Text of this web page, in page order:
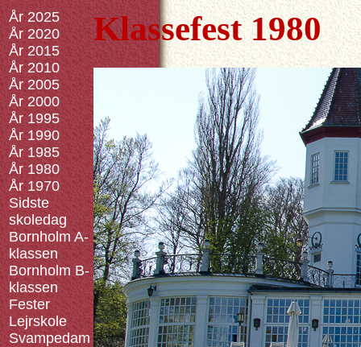
År 2025
År 2020
År 2015
År 2010
År 2005
År 2000
År 1995
År 1990
År 1985
År 1980
År 1970
Sidste
skoledag
Bornholm A-
klassen
Bornholm B-
klassen
Fester
Lejrskole
Svampedam
Klassefest 1980